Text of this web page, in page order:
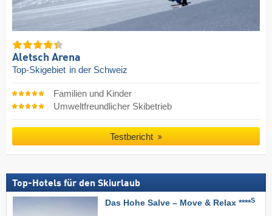
Aletsch Arena
Top-Skigebiet in der Schweiz
Familien und Kinder
Umweltfreundlicher Skibetrieb
Testbericht
Top-Hotels für den Skiurlaub
Das Hohe Salve – Move & Relax ****S